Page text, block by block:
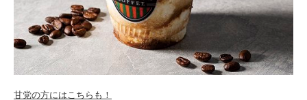
甘党の方にはこちらも！